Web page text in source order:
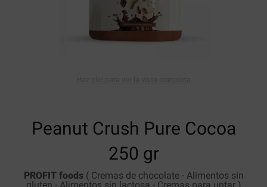
Peanut Crush Pure Cocoa
250 gr
PROFIT foods( Cremas de chocolate- Alimentos sin